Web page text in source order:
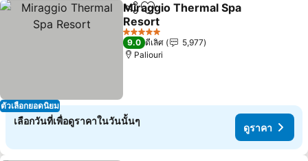
ตัวเลือกยอดนิยม
แชร์ เพิ่มในรายการโปรด
Miraggio Thermal Spa
Resort
ดูราคา
5 ดาว
9.0 ดีเลิศ
5,977
Paliouri
เลือกวันที่เพื่อดูราคาในวันนั้นๆ
ดูราคา